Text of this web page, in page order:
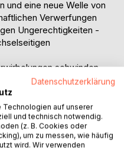
und eine neue Welle von
Verwerfungen
Ungerechtigkeiten -
schwinden
gegenwärtigen
offensichtlicher
an - mit einem
der ganz bewusst die
sogenannten
Datenschutzerklärung
Technologien auf unserer
und technisch notwendig.
(z. B. Cookies oder
um zu messen, wie häufig
wird. Wir verwenden